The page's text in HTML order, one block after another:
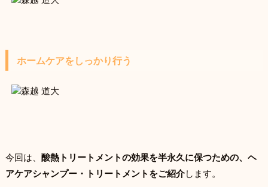
ホームケアをしっかり行う
今回は、 酸熱トリートメントの効果を半永久に保つための、ヘ
アケアシャンプー・トリートメントをご紹介します。